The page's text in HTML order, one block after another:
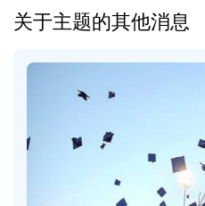
关于主题的其他消息